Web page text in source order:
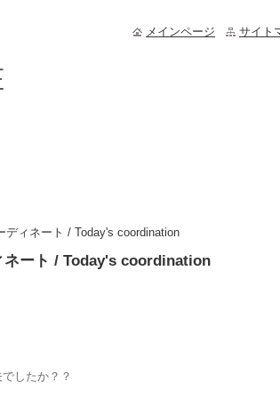
ディネート / Today's coordination
ネート / Today's coordination
したか？？
メインページ サイト